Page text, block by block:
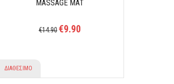
MASSAGE MAT
€14.90 €9.90
ΔΙΑΘΕΣΙΜΟ